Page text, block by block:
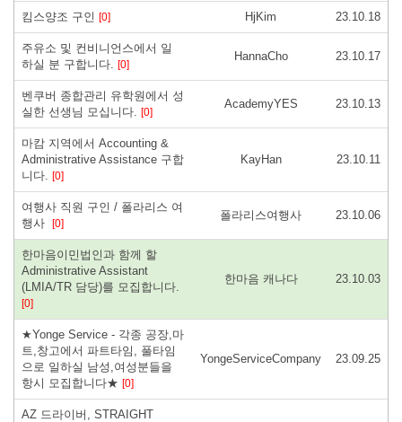
킴스양조 구인 [0] HjKim 23.10.18
주유소 및 컨비니언스에서 일
하실 분 구합니다. [0]
HannaCho 23.10.17
벤쿠버 종합관리 유학원에서 성
실한 선생님 모십니다. [0]
AcademyYES 23.10.13
마캄 지역에서 Accounting &
Administrative Assistance 구합
니다. [0]
KayHan 23.10.11
여행사 직원 구인 / 폴라리스 여
행사 [0]
폴라리스여행사 23.10.06
한마음이민법인과 함께 할
Administrative Assistant
(LMIA/TR 담당)를 모집합니다.
[0]
한마음 캐나다 23.10.03
★Yonge Service - 각종 공장,마
트,창고에서 파트타임, 풀타임
으로 일하실 남성,여성분들을
항시 모집합니다★ [0]
YongeServiceCompany 23.09.25
AZ 드라이버, STRAIGHT